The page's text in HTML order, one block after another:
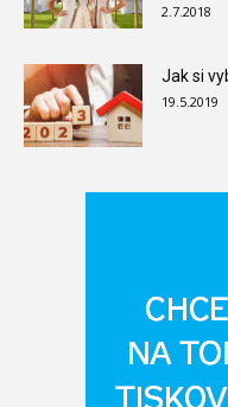
2.7.2018
Jak si
19.5.2019